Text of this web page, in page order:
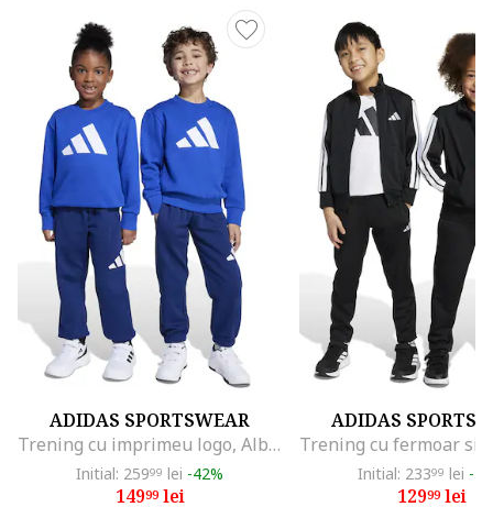
ADIDAS SPORTSWEAR
Trening cu imprimeu logo, Albastru inchis/Albastru royal
Initial: 25999 lei -42%
14999lei
ADIDAS
Initial: 23399 lei -
12999lei